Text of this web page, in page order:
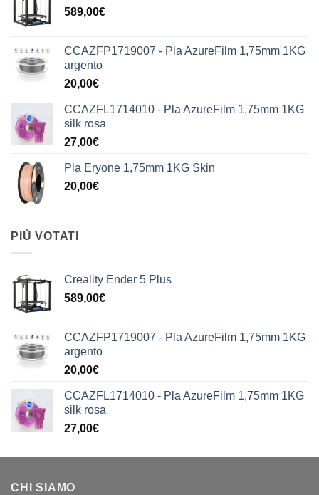
589,00€
CCAZFP1719007 - Pla AzureFilm 1,75mm 1KG
argento
20,00€
CCAZFL1714010 - Pla AzureFilm 1,75mm 1KG
silk rosa
27,00€
Pla Eryone 1,75mm 1KG Skin
20,00€
PIÙ VOTATI
Creality Ender 5 Plus
589,00€
CCAZFP1719007 - Pla AzureFilm 1,75mm 1KG
argento
20,00€
CCAZFL1714010 - Pla AzureFilm 1,75mm 1KG
silk rosa
27,00€
CHI SIAMO